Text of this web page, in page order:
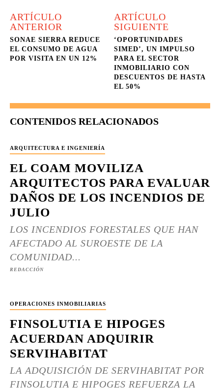
ARTÍCULO
ANTERIOR
SONAE SIERRA REDUCE
EL CONSUMO DE AGUA
POR VISITA EN UN 12%
ARTÍCULO
SIGUIENTE
‘OPORTUNIDADES
SIMED’, UN IMPULSO
PARA EL SECTOR
INMOBILIARIO CON
DESCUENTOS DE HASTA
EL 50%
CONTENIDOS RELACIONADOS
ARQUITECTURA E INGENIERÍA
EL COAM MOVILIZA
ARQUITECTOS PARA EVALUAR
DAÑOS DE LOS INCENDIOS DE
JULIO
LOS INCENDIOS FORESTALES QUE HAN
AFECTADO AL SUROESTE DE LA
COMUNIDAD...
REDACCIÓN
OPERACIONES INMOBILIARIAS
FINSOLUTIA E HIPOGES
ACUERDAN ADQUIRIR
SERVIHABITAT
LA ADQUISICIÓN DE SERVIHABITAT POR
FINSOLUTIA E HIPOGES REFUERZA LA